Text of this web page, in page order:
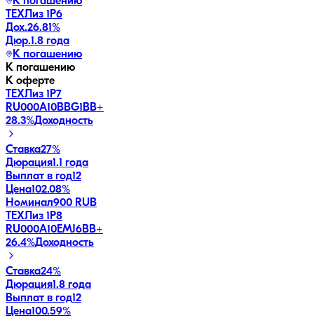
ТЕХЛиз 1P6
Дох.26.81%
Дюр.1.8 года
К погашению
К погашению
К оферте
ТЕХЛиз 1P7
RU000A10BBG1BB+
28.3%Доходность
Ставка27%
Дюрация1.1 года
Выплат в год12
Цена102.08%
Номинал900 RUB
ТЕХЛиз 1P8
RU000A10EMJ6BB+
26.4%Доходность
Ставка24%
Дюрация1.8 года
Выплат в год12
Цена100.59%